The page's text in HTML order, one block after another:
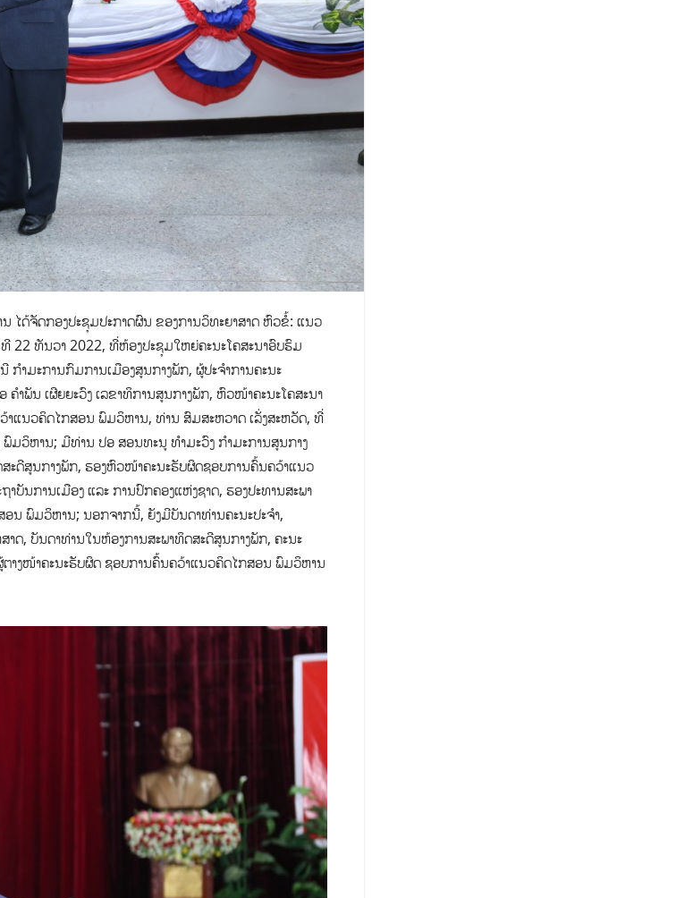
ດ້ຈັດກອງປະຊຸມປະກາດຜົນ ຂອງການວິທະຍາສາດ ຫົວຂໍ້: ແນວ
22 ທັນວາ 2022, ທີ່ຫ້ອງປະຊຸມໃຫຍ່ຄະນະໂຄສະນາອົບຮົມ
ຳມະການກົມການເມືອງສູນກາງພັກ, ຜູ້ປະຈຳການຄະນະ
ຳພັນ ເຜີຍຍະວົງ ເລຂາທິການສູນກາງພັກ, ຫົວໜ້າຄະນະໂຄສະນາ
ແນວຄິດໄກສອນ ພົມວິຫານ, ທ່ານ ສົມສະຫວາດ ເລັ່ງສະຫວັດ, ທີ່
ມວິຫານ; ມີທ່ານ ປອ ສອນທະນູ ທຳມະວົງ ກຳມະການສູນກາງ
ະດີສູນກາງພັກ, ຮອງຫົວໜ້າຄະນະຮັບຜິດຊອບການຄົ້ນຄວ້າແນວ
ນການເມືອງ ແລະ ການປົກຄອງແຫ່ງຊາດ, ຮອງປະທານສະພາ
ນ ພົມວິຫານ; ນອກຈາກນີ້, ຍັງມີບັນດາທ່ານຄະນະປະຈຳ,
າດ, ບັນດາທ່ານໃນຫ້ອງການສະພາທິດສະດີສູນກາງພັກ, ຄະນະ
ຕາງໜ້າຄະນະຮັບຜິດ ຊອບການຄົ້ນຄວ້າແນວຄິດໄກສອນ ພົມວິຫານ